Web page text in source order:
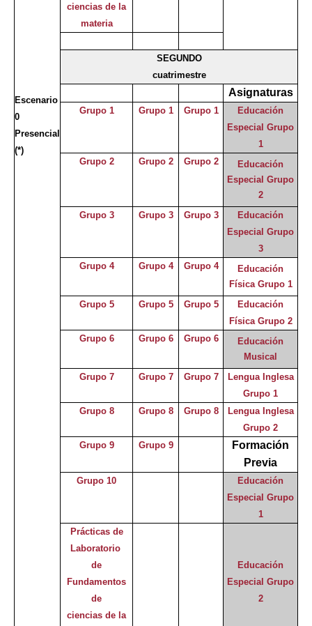
Escenario
0
Presencial
(*)
ciencias de la
materia
SEGUNDO
cuatrimestre
Asignaturas
Grupo 1 Grupo 1 Grupo 1
Educación
Especial Grupo
1
Grupo 2
Grupo 2 Grupo 2
Educación
Especial Grupo
2
Grupo 3
Grupo 3 Grupo 3
Educación
Especial Grupo
3
Grupo 4
Grupo 4 Grupo 4
Educación
Física Grupo 1
Grupo 5
Grupo 5 Grupo 5
Educación
Física Grupo 2
Grupo 6
Grupo 6 Grupo 6
Educación
Musical
Grupo 7
Grupo 7 Grupo 7
Lengua Inglesa
Grupo 1
Grupo 8
Grupo 8 Grupo 8
Lengua Inglesa
Grupo 2
Grupo 9
Grupo 9
Formación
Previa
Grupo 10
Educación
Especial Grupo
1
Prácticas de
Laboratorio
de
Fundamentos
de
ciencias de la
Educación
Especial Grupo
2